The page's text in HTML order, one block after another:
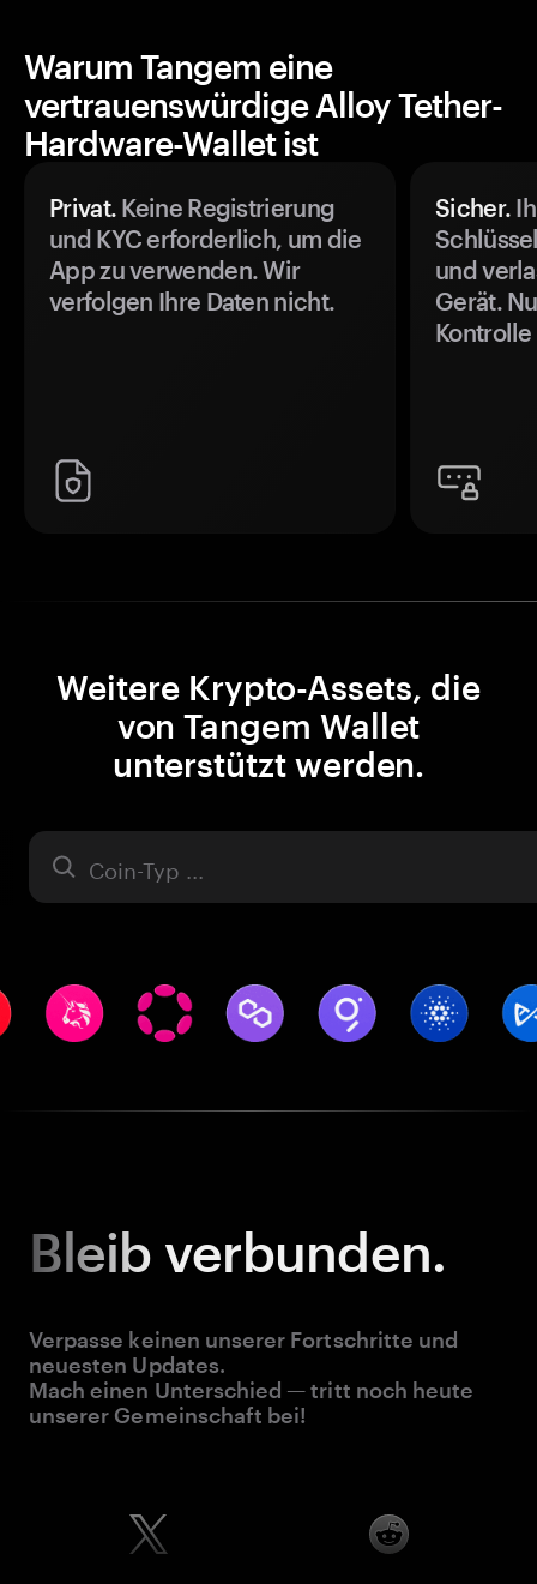
Warum Tangem eine
vertrauenswürdige Alloy Tether-
Hardware-Wallet ist
Privat. Keine Registrierung
und KYC erforderlich, um die
App zu verwenden. Wir
verfolgen Ihre Daten nicht.
Sicher.
und
Gerät.
Weitere Krypto-Assets, die
von Tangem Wallet
unterstützt werden.
Asset
Bleib verbunden.
Verpasse keinen unserer Fortschritte und
neuesten Updates.
Mach einen Unterschied — tritt noch heute
unserer Gemeinschaft bei!